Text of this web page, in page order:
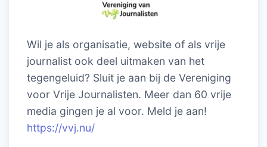
Wil je als organisatie, website of als vrije
journalist ook deel uitmaken van het
tegengeluid? Sluit je aan bij de Vereniging
voor Vrije Journalisten. Meer dan 60 vrije
media gingen je al voor. Meld je aan!
https://vvj.nu/